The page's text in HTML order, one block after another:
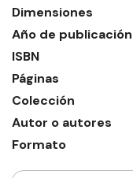
Dimensiones
Año de publicación
ISBN
Páginas
Colección
Autor o autores
Formato